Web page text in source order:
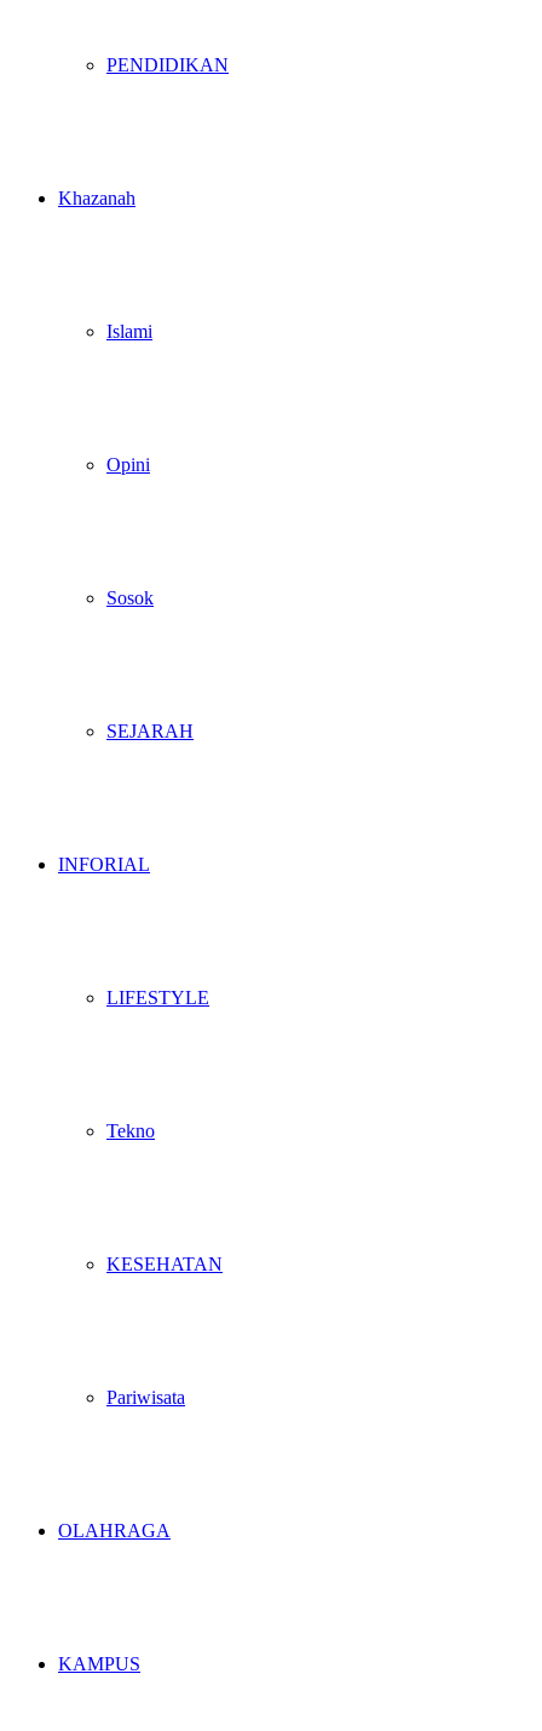
PENDIDIKAN
Khazanah
Islami
Opini
Sosok
SEJARAH
INFORIAL
LIFESTYLE
Tekno
KESEHATAN
Pariwisata
OLAHRAGA
KAMPUS